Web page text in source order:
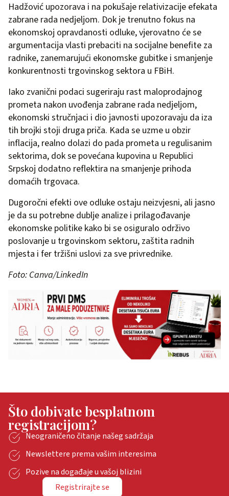
Hadžović upozorava i na pokušaje relativizacije efekata
zabrane rada nedjeljom. Dok je trenutno fokus na
ekonomskoj opravdanosti odluke, vjerovatno će se
argumentacija vlasti prebaciti na socijalne benefite za
radnike, zanemarujući ekonomske gubitke i smanjenje
konkurentnosti trgovinskog sektora u FBiH.
Iako zvanični podaci sugeriraju rast maloprodajnog
prometa nakon uvođenja zabrane rada nedjeljom,
ekonomski stručnjaci i dio javnosti upozoravaju da iza
tih brojki stoji druga priča. Kada se uzme u obzir
inflacija, realno dolazi do pada prometa u regulisanim
sektorima, dok se povećana kupovina u Republici
Srpskoj dodatno reflektira na smanjenje prihoda
domaćih trgovaca.
Dugoročni efekti ove odluke ostaju neizvjesni, ali jasno
je da su potrebne dublje analize i prilagođavanje
ekonomske politike kako bi se osiguralo održivo
poslovanje u trgovinskom sektoru, zaštita radnih
mjesta i fer tržišni uslovi za sve privrednike.
Foto: Canva/LinkedIn
Što dobivate besplatnom
registracijom?
Neograničeno čitanje našeg sadržaja
Newslettere prema vašim interesima
Pozive na događaje u vašoj blizini
Registrirajte se